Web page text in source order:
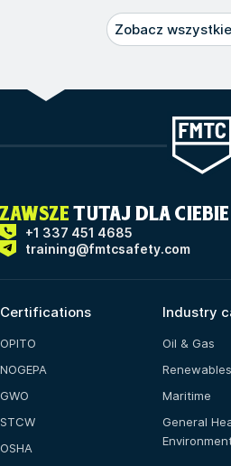
Zobacz
ZAWSZE TUTAJ DLA CIEBIE
+1 337 451 4685
training@fmtcsafety.com
Certifications
OPITO
NOGEPA
GWO
STCW
OSHA
Industry
Oil & Gas
Renewables
Maritime
General